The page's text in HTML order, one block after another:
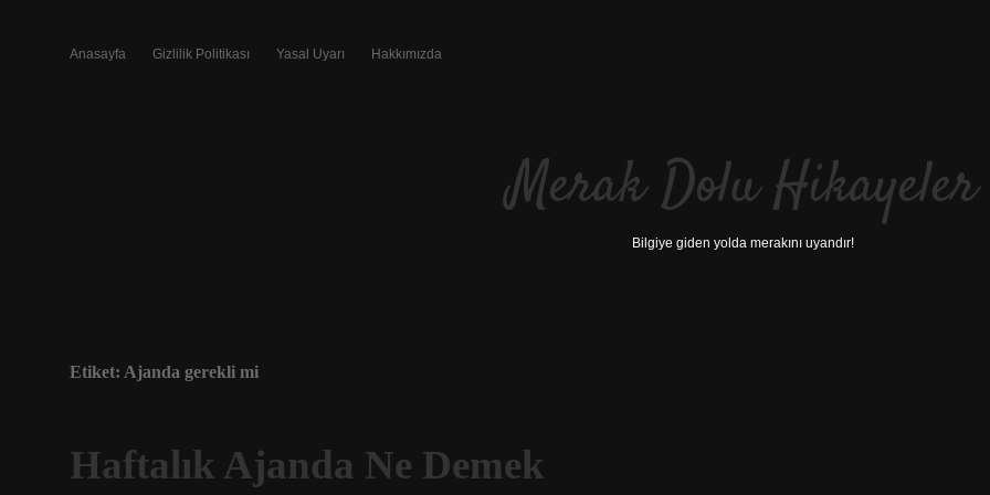
Anasayfa Gizlilik Politikası Yasal Uyarı Hakkımızda
Merak Dolu Hikayeler
Bilgiye giden yolda merakını uyandır!
Etiket: Ajanda gerekli mi
Haftalık Ajanda Ne Demek